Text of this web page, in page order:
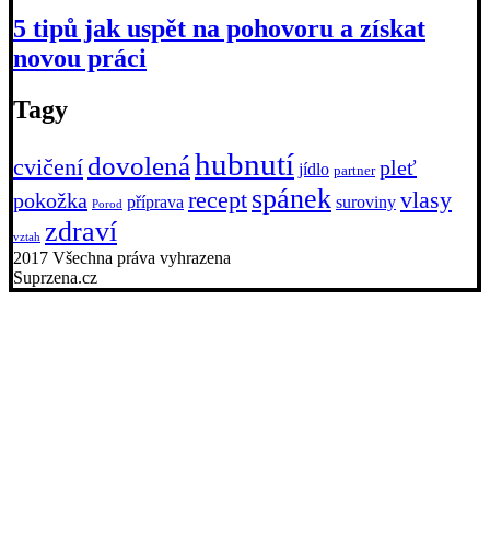
5 tipů jak uspět na pohovoru a získat
novou práci
Tagy
cvičení dovolenáhubnutí jídlo partner pleť
pokožka Porod příprava recept spánek suroviny vlasy
vztah zdraví
2017 Všechna práva vyhrazena
Suprzena.cz